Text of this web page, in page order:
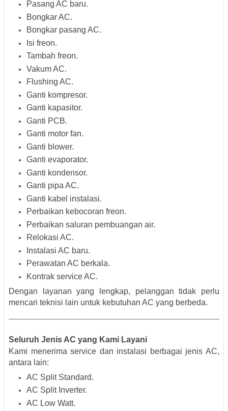
Pasang AC baru.
Bongkar AC.
Bongkar pasang AC.
Isi freon.
Tambah freon.
Vakum AC.
Flushing AC.
Ganti kompresor.
Ganti kapasitor.
Ganti PCB.
Ganti motor fan.
Ganti blower.
Ganti evaporator.
Ganti kondensor.
Ganti pipa AC.
Ganti kabel instalasi.
Perbaikan kebocoran freon.
Perbaikan saluran pembuangan air.
Relokasi AC.
Instalasi AC baru.
Perawatan AC berkala.
Kontrak service AC.
Dengan layanan yang lengkap, pelanggan tidak perlu
mencari teknisi lain untuk kebutuhan AC yang berbeda.
Seluruh Jenis AC yang Kami Layani
Kami menerima service dan instalasi berbagai jenis AC,
antara lain:
AC Split Standard.
AC Split Inverter.
AC Low Watt.